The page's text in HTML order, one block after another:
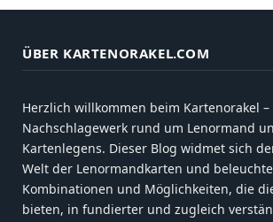
ÜBER KARTENORAKEL.COM
Herzlich willkommen beim Kartenorakel
Nachschlagewerk rund um Lenormand
Kartenlegens. Dieser Blog widmet sich
Welt der Lenormandkarten und
Kombinationen und Möglichkeiten, die
bieten, in fundierter und zugleich